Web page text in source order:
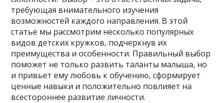
требующая внимательного изучения
возможностей каждого направления. В этой
статье мы рассмотрим несколько популярных
видов детских кружков, подчеркнув их
преимущества и особенности. Правильный выбор
поможет не только развить таланты малыша, но
и привьет ему любовь к обучению, сформирует
ценные навыки и положительно повлияет на
всестороннее развитие личности.